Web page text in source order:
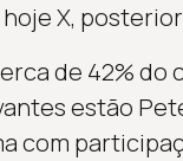
X,
de 42% do
estão
com